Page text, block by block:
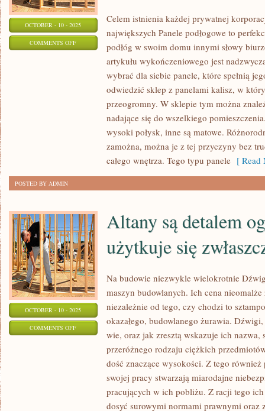
OCTOBER - 10 - 2025
COMMENTS OFFON
NAJLEPSZY
WYKOŃCZENIE
W
SWOIM
CZY
BIURZE
Celem istnienia każdej prywatnej
największych Panele podłogowe to
podłóg w swoim domu innymi słowy
artykułu wykończeniowego jest
wybrać dla siebie panele, które spełnią
odwiedzić sklep z panelami kalisz, w
przeogromny. W sklepie tym można
nadające się do wszelkiego
wysoki połysk, inne są matowe.
zamożna, można je z tej przyczyny bez
całego wnętrza. Tego typu panele [ Read
POSTED BY ADMIN
OCTOBER - 10 - 2025
COMMENTS OFFON
Altany są detalem
użytkuje się
Na budowie niezwykle wielokrotnie
maszyn budowlanych. Ich cena
niezależnie od tego, czy chodzi to
okazałego, budowlanego żurawia.
wie, oraz jak zresztą wskazuje ich nazwa,
przeróżnego rodzaju ciężkich
dość znaczące wysokości. Z tego
swojej pracy stwarzają miarodajne
pracujących w ich pobliżu. Z racji tego
dosyć surowymi normami prawnymi oraz